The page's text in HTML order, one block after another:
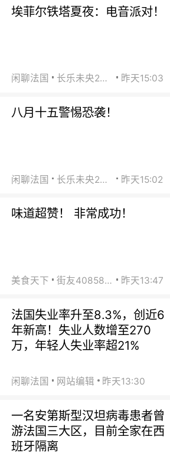
埃菲尔铁塔夏夜：电音派对！
闲聊法国 长乐未央2015 昨天15:03
八月十五警惕恐袭！
闲聊法国 长乐未央2015 昨天15:02
味道超赞！ 非常成功！
美食天下 街友40858442 昨天13:47
法国失业率升至8.3%，创近6
年新高！失业人数增至270
万，年轻人失业率超21%
闲聊法国 网站编辑 昨天13:30
一名安第斯型汉坦病毒患者曾
游法国三大区，目前全家在西
班牙隔离